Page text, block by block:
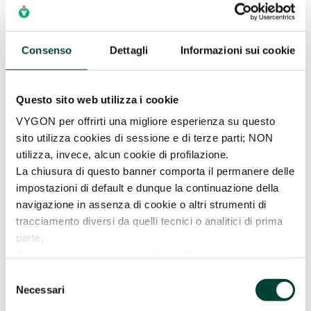
Consenso Dettagli Informazioni sui cookie
Questo sito web utilizza i cookie
VYGON per offrirti una migliore esperienza su questo
sito utilizza cookies di sessione e di terze parti; NON
utilizza, invece, alcun cookie di profilazione.
La chiusura di questo banner comporta il permanere delle
impostazioni di default e dunque la continuazione della
navigazione in assenza di cookie o altri strumenti di
tracciamento diversi da quelli tecnici o analitici di prima
parte.
sta visitando. La prosecuzione della navigazione,
mediante consenso (pressione sul pulsante “ACCETTA
delNecessari
PROSPETTIVE DI
MIGLIORAMENTO DELLE
PROCEDURE ATTUALI PER
L’IMPIANTO DI ACCESI VENOSI
(PORT E PICC-PORT)